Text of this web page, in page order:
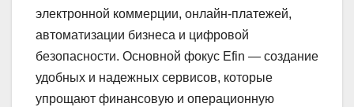
электронной коммерции, онлайн-платежей,
автоматизации бизнеса и цифровой
безопасности. Основной фокус Efin — создание
удобных и надежных сервисов, которые
упрощают финансовую и операционную